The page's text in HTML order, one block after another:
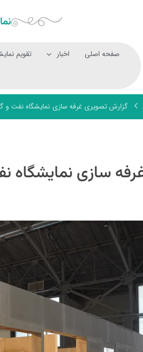
صفحه اصلی اخبار تقویم
گزارش تصویری غرفه سازی نمایشگاه نفت و
سازی نمایشگاه